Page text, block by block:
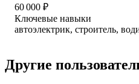
60 000 ₽
Ключевые навыки
автоэлектрик, строитель,
Другие